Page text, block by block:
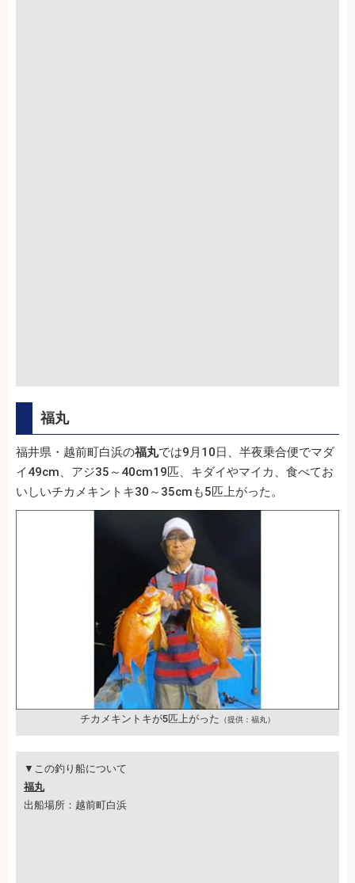
福丸
福井県・越前町白浜の福丸では9月10日、半夜乗合便でマダ
イ49cm、アジ35～40cm19匹、キダイやマイカ、食べてお
いしいチカメキントキ30～35cmも5匹上がった。
チカメキントキが5匹上がった （提供：福丸）
▼この釣り船について
福丸
出船場所：越前町白浜